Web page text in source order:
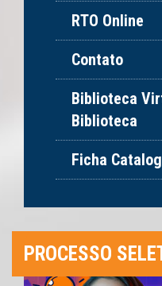
RTO Online
Contato
Biblioteca
Biblioteca
Ficha
PROCESSO